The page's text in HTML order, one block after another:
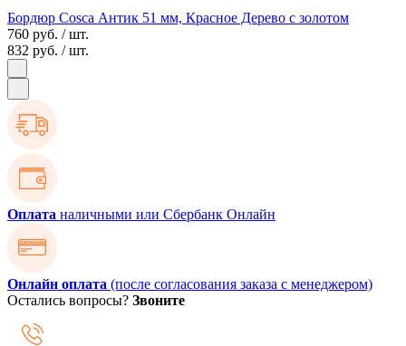
Бордюр Cosca Антик 51 мм, Красное Дерево с золотом
760 руб. / шт.
832 руб. / шт.
Оплата наличными или Сбербанк Онлайн
Онлайн оплата (после согласования заказа с менеджером)
Остались вопросы? Звоните